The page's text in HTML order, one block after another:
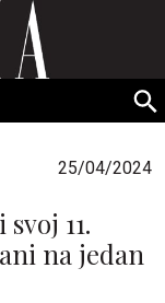
25/04/2024
11.
na jedan